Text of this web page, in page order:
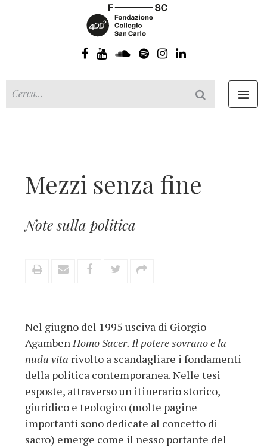
Mezzi senza fine
Note sulla politica
Nel giugno del 1995 usciva di Giorgio
AgambenHomo Sacer. Il potere sovrano e la
nuda vita rivolto a scandagliare i fondamenti
della politica contemporanea. Nelle tesi
esposte, attraverso un itinerario storico,
giuridico e teologico (molte pagine
importanti sono dedicate al concetto di
sacro) emerge come il nesso portante del